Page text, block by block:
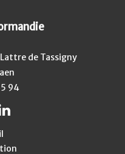
de Tassigny
94